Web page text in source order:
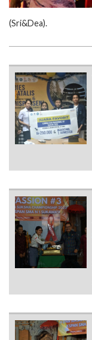
‎(‎Sri&Dea).